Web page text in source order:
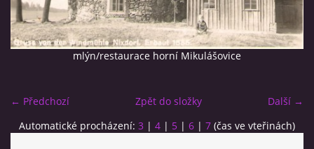
KNIHA MIKULÁŠOVICE - NIXDORF
mlýn/restaurace horní Mikulášovice
← Předchozí Další →
Zpět do složky
Automatické procházení: 3 | 4 | 5 | 6 | 7 (čas ve vteřinách)